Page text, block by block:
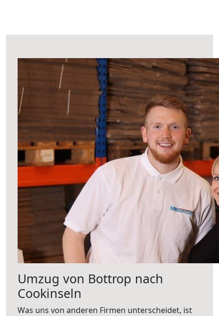
Umzug von Bottrop nach
Cookinseln
Was uns von anderen Firmen unterscheidet, ist